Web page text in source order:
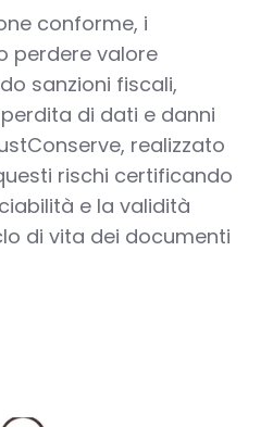
conforme, i
perdere valore
sanzioni fiscali,
di dati e danni
realizzato
rischi certificando
e la validità
di vita dei documenti